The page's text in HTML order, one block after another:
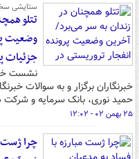
ستایشی
تتلو
وضعیت
جزئیات
نشست
خبرنگاران برگزار و به سوالات
حمید نوری، بانک سرمایه و شرکت
۲۵ بهمن ۰۲ - ۱۲:۰۲
چرا ژست